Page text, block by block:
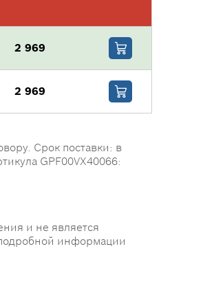
2 969
2 969
Срок поставки: в
GPF00VX40066:
и не является
информации